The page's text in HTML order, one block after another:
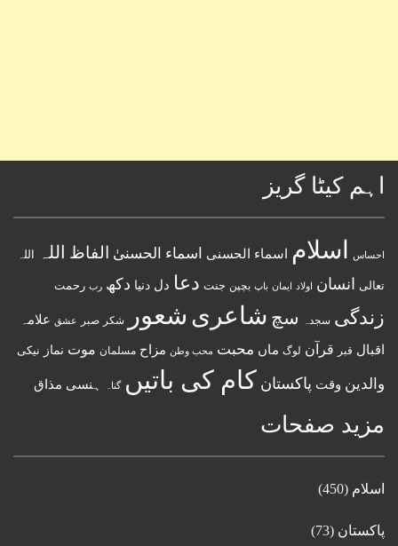
اہم کیٹا گریز
احساس اسلام اسماء الحسنى اسماء الحسنیٰ الفاظ اللہ اللہ
تعالی انسان اولاد ایمان باپ بچپن جنت دعا دل دنیا دکھ رب رحمت
زندگی سجدہ سچ شاعری شعور شکر صبر عشق علامہ
اقبال قبر قرآن لوگ ماں محبت محب وطن مزاح مسلمان موت نماز نیکی
والدین وقت پاکستان کام کی باتیں گناہ ہنسی مذاق
مزید صفحات
اسلام (450)
پاکستان (73)